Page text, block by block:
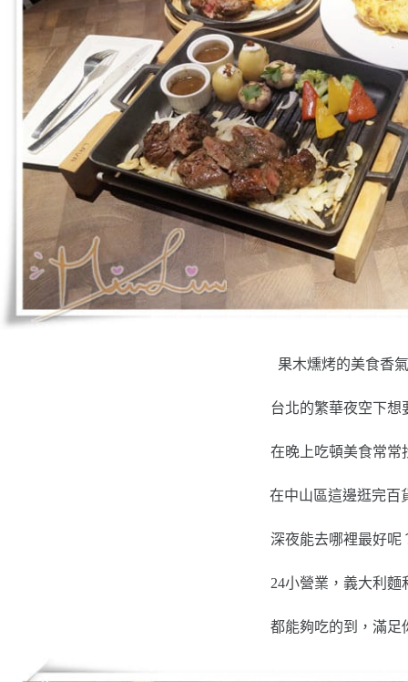
果木燻烤的美食香
台北的繁華夜空下想
在晚上吃頓美食常常
在中山區這邊逛完百
深夜能去哪裡最好呢
24小營業，義大利麵
都能夠吃的到，滿足